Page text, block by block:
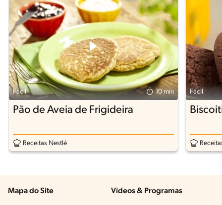
Fácil 10 min
Pão de Aveia de Frigideira
Receitas Nestlé
Fácil
Mapa do Site Vídeos & Programas​